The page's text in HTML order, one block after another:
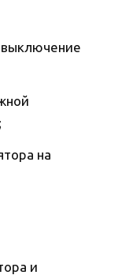
выключение
на
и